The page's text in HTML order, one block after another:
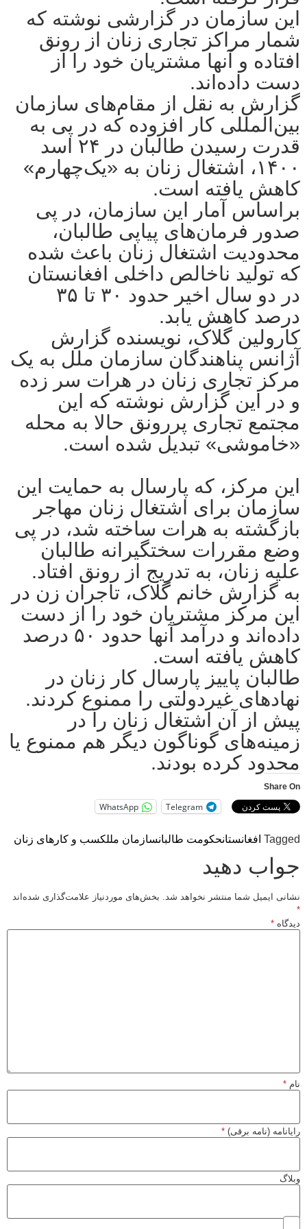
این سازمان در گزارشی نوشته که
شمار مراکز تجاری زنان از رونق
افتاده و آنها مشتریان خود را از
دست داده‌اند.
گزارش به نقل از مقام‌های سازمان
بین‌المللی کار افزوده که در پی به
قدرت رسیدن طالبان در ۲۴ اسد
۱۴۰۰، اشتغال زنان به «یک‌چهارم»
کاهش یافته است.
براساس آمار این سازمان، در پی
صدور فرمان‌های پیاپی طالبان،
محدودیت اشتغال زنان باعث شده
که تولید ناخالص داخلی افغانستان
در دو سال اخیر حدود ۳۰ تا ۳۵
درصد کاهش یابد.
کارولین گلاک، نویسنده گزارش
آژانس پناهندگان سازمان ملل به یک
مرکز تجاری زنان در هرات سر زده
و در این گزارش نوشته که این
مجتمع تجاری پررونق حالا به محله
«خاموشی» تبدیل شده است.
این مرکز، که پارسال به حمایت این
سازمان برای اشتغال زنان مهاجر
بازگشته به هرات ساخته شد، در پی
وضع مقررات سختگیرانه طالبان
علیه زنان، به تدریج از رونق افتاد.
به گزارش خانم گلاک، تاجران زن در
این مرکز مشتریان خود را از دست
داده‌اند و درآمد آنها حدود ۵۰ درصد
کاهش یافته است.
طالبان پاییز پارسال کار زنان در
نهادهای غیردولتی را ممنوع کردند.
پیش از آن اشتغال زنان را در
زمینه‌های گوناگون دیگر هم ممنوع یا
محدود کرده بودند.
Share On
Telegram
WhatsApp
Tagged افغانستانحکومت طالبانسازمان مللکسب و کارهای زنان
جواب دهید
نشانی ایمیل شما منتشر نخواهد شد. بخش‌های موردنیاز علامت‌گذاری شده‌اند
دیدگاه*
نام*
رایانامه (نامه برقی)*
وبلاگ